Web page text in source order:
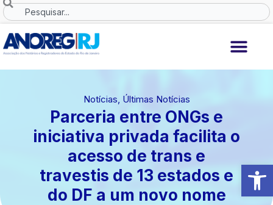
Abrir
Ir
o
Search
Notícias, Últimas Notícias
Parceria entre ONGs e
iniciativa privada facilita o
acesso de trans e
travestis de 13 estados e
do DF a um novo nome